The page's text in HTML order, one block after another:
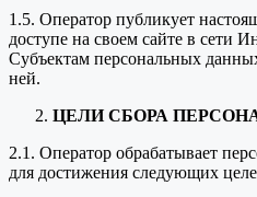
1.5. Оператор публикует
доступе на своем сайте в сети
Субъектам персональных
ней.
ЦЕЛИ СБОРА
2.1. Оператор обрабатывает
для достижения следующих